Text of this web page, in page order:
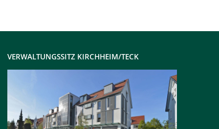
VERWALTUNGSSITZ KIRCHHEIM/TECK